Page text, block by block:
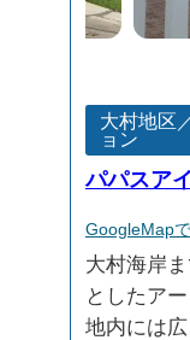
大村地区
ョン
パパスア
GoogleMap
大村海岸
としたア
地内には